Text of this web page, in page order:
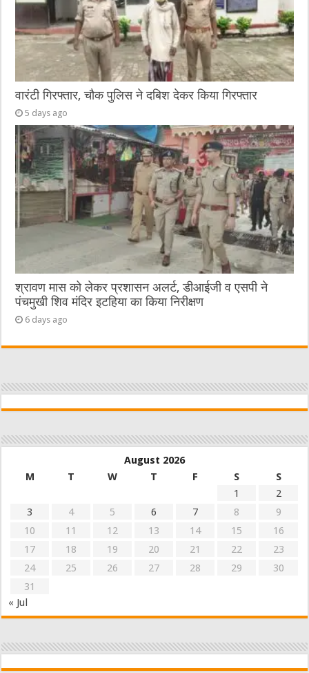
वारंटी गिरफ्तार, चौक पुलिस ने दबिश देकर किया गिरफ्तार
5 days ago
श्रावण मास को लेकर प्रशासन अलर्ट, डीआईजी व एसपी ने
पंचमुखी शिव मंदिर इटहिया का किया निरीक्षण
6 days ago
August 2026
M
T W T F S
S
1
2
3
4 5 6 7 8
9
10
11 12 13 14 15
16
17
18 19 20 21 22
23
24
25 26 27 28 29
30
31
« Jul